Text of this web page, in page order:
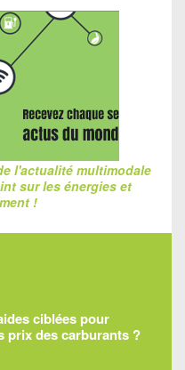
l'actualité multimodale
sur les énergies et
!
ciblées pour
prix des carburants ?